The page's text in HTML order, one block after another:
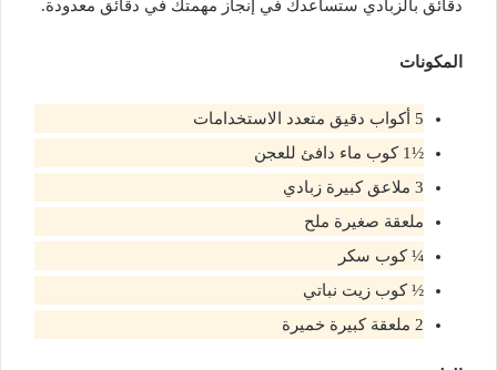
دقائق بالزبادي ستساعدك في إنجاز مهمتك في دقائق معدودة.
المكونات
5 أكواب دقيق متعدد الاستخدامات
½1 كوب ماء دافئ للعجن
3 ملاعق كبيرة زبادي
ملعقة صغيرة ملح
¼ كوب سكر
½ كوب زيت نباتي
2 ملعقة كبيرة خميرة